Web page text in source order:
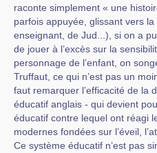
raconte simplement « une
parfois appuyée, glissant vers
enseignant, de Jud...), si on a
de jouer à l’excès sur la
personnage de l’enfant, on
Truffaut, ce qui n’est pas un
faut remarquer l’efficacité de la
éducatif anglais - qui devient
éducatif contre lequel ont réagi
modernes fondées sur l’éveil,
Ce système éducatif n’est pas